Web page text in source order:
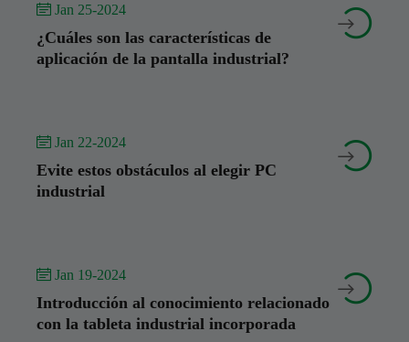
 Jan 25-2024
¿Cuáles son las características de
aplicación de la pantalla industrial?


 Jan 22-2024
Evite estos obstáculos al elegir PC
industrial


 Jan 19-2024
Introducción al conocimiento relacionado
con la tableta industrial incorporada

